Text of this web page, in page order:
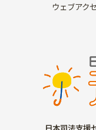
ウェブアク